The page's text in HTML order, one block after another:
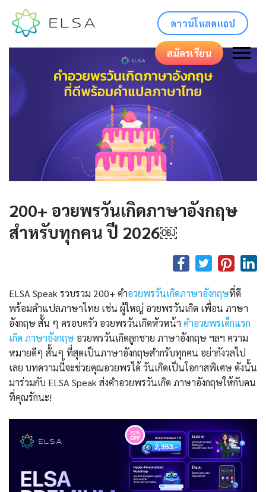
ดาวน์โหลดแอป
สมัครเรียน
200+ อวยพรวันเกิดภาษาอังกฤษ
สำหรับทุกคน ปี 2026￼
ELSA Speak รวบรวม 200+ คำอวยพรวันเกิดภาษาอังกฤษที่ดี
พร้อมคำแปลภาษาไทย เช่น ผู้ใหญ่ อวยพรวันเกิด เพื่อน ภาษา
อังกฤษ สั้น ๆ ครอบครัว อวยพรวันเกิดหัวหน้า คําอวยพรเด็กแรก
เกิด ภาษาอังกฤษ อวยพรวันเกิดลูกชาย ภาษาอังกฤษ ฯลฯ ความ
หมายดีๆ สั้นๆ ที่สุดเป็นภาษาอังกฤษสำกรับทุกคน อย่ากังวลไป
เลย บทความนี้จะช่วยคุณอวยพรได้ วันเกิดเป็นโอกาสพิเศษ ดังนั้น
มาร่วมกับ ELSA Speak ส่งคำอวยพรวันเกิด ภาษาอังกฤษให้กับคน
ที่คุณรักนะ!